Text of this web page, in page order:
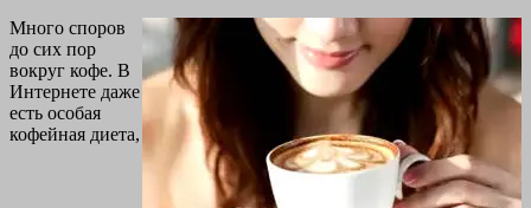
Много споров
до сих пор
вокруг кофе. В
Интернете даже
есть особая
кофейная диета,